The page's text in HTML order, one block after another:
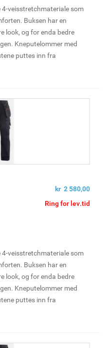
veisstretchmateriale som
Buksen har en
look, og for enda bedre
Kneputelommer med
puttes inn fra
den mesh i kneet, noe
kr 2 580,00
Ring for lev.tid
veisstretchmateriale som
Buksen har en
look, og for enda bedre
Kneputelommer med
puttes inn fra
den mesh i kneet, noe